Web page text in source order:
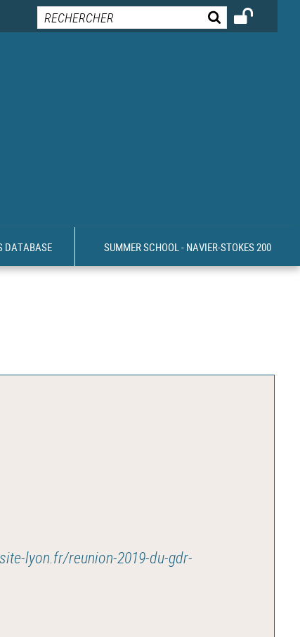
DATABASE SUMMER SCHOOL - NAVIER-STOKES 200
lyon.fr/reunion-2019-du-gdr-